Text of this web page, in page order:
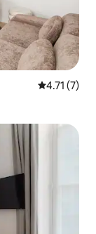
平均评分
4.71 (7)